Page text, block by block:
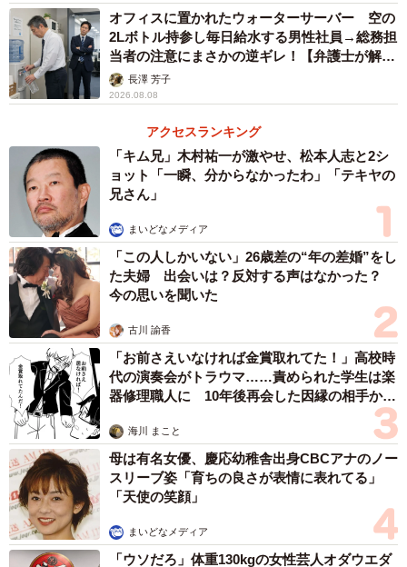
客様と直接触れ合うことで、食卓に近い仕事が出来るので
はないかと思ったのです。
―学生時代にはインターンシップにも参加されたそうです
ね
はい。選考の過程で3日間の短期インターンシップにも参加
しましたし、内定後に長期インターンシップにも参加しま
した。選考過程の短期インターンシップでは、小規模の事
業を立案するプログラムを実施し、現場社員の方からフィ
ードバックをいただきました。
自分よりたった1歳、2歳上の先輩なのに、深いフィードバ
ックをしていただくなど、当時の自分とは圧倒的な差を感
じました。とにかく「すごい」と感じたんですよね（笑）
さらに、一人ひとりが事業の中心人物として楽しそうに働
いているということを知って、「自分もこんな人になりた
い！」と強く思い、入社を決断しました。
直接出会い、生の声を聞く。毎週のアンケートに
目を通す―。徹底的にお客様の「声」に寄り添う
姿勢
オフィスに置かれたウォーターサーバー 空の
2Lボトル持参し毎日給水する男性社員→総務担
当者の注意にまさかの逆ギレ！【弁護士が解
説】長澤 芳子
2026.08.08
アクセスランキング
「キム兄」木村祐一が激やせ、松本人志と2シ
ョット「一瞬、分からなかったわ」「テキヤの
兄さん」
まいどなメディア
「この人しかいない」26歳差の“年の差婚”をし
た夫婦 出会いは？反対する声はなかった？
今の思いを聞いた
古川 諭香
「お前さえいなければ金賞取れてた！」高校時
代の演奏会がトラウマ……責められた学生は楽
器修理職人に 10年後再会した因縁の相手から
海川 まこと
母は有名女優、慶応幼稚舎出身CBCアナのノー
スリーブ姿「育ちの良さが表情に表れてる」
「天使の笑顔」
まいどなメディア
「ウソだろ」体重130kgの女性芸人オダウエダ